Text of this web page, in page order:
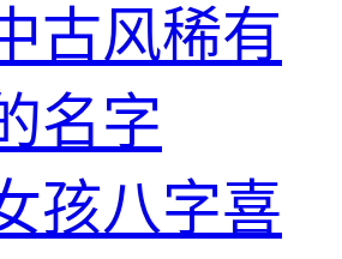
古风稀有
名字
孩八字喜